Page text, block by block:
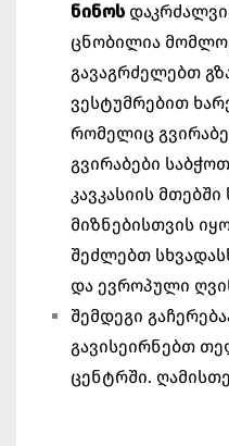
ნინოს
ცნობილია
გავაგრძელებთ
ვესტუმრებით
რომელიც
გვირაბები
კავკასიის
მიზნებისთვის
შეძლებთ
და ევროპული
შემდეგი
გავისეირნებთ
ცენტრში.